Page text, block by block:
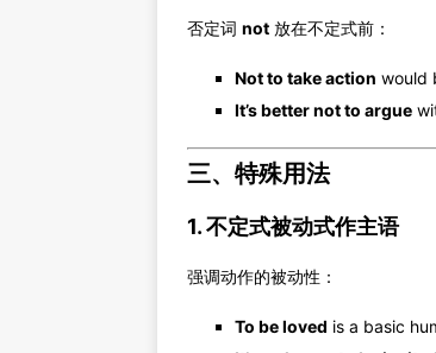
否定词 not 放在不定式前：
Not to take action would
It’s better not to argue
三、特殊用法
1. 不定式被动式作主语
强调动作的被动性：
To be loved is a basic